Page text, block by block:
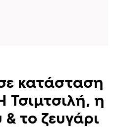
κατάσταση
Τσιμτσιλή, η
το ζευγάρι